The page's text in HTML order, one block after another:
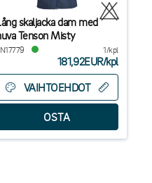
skaljacka dam med
Tenson Misty
1/kpl
181,92EUR/kpl
VAIHTOEHDOT